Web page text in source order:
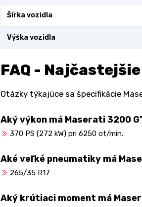
Šírka vozidla
Výška vozidla
FAQ -
Otázky týkajúce sa špecifikácie
Aký výkon má Maserati 3200
370 PS (272 kW) pri 6250 ot/min.
Aké veľké pneumatiky má
265/35 R17
Aký krútiaci moment má